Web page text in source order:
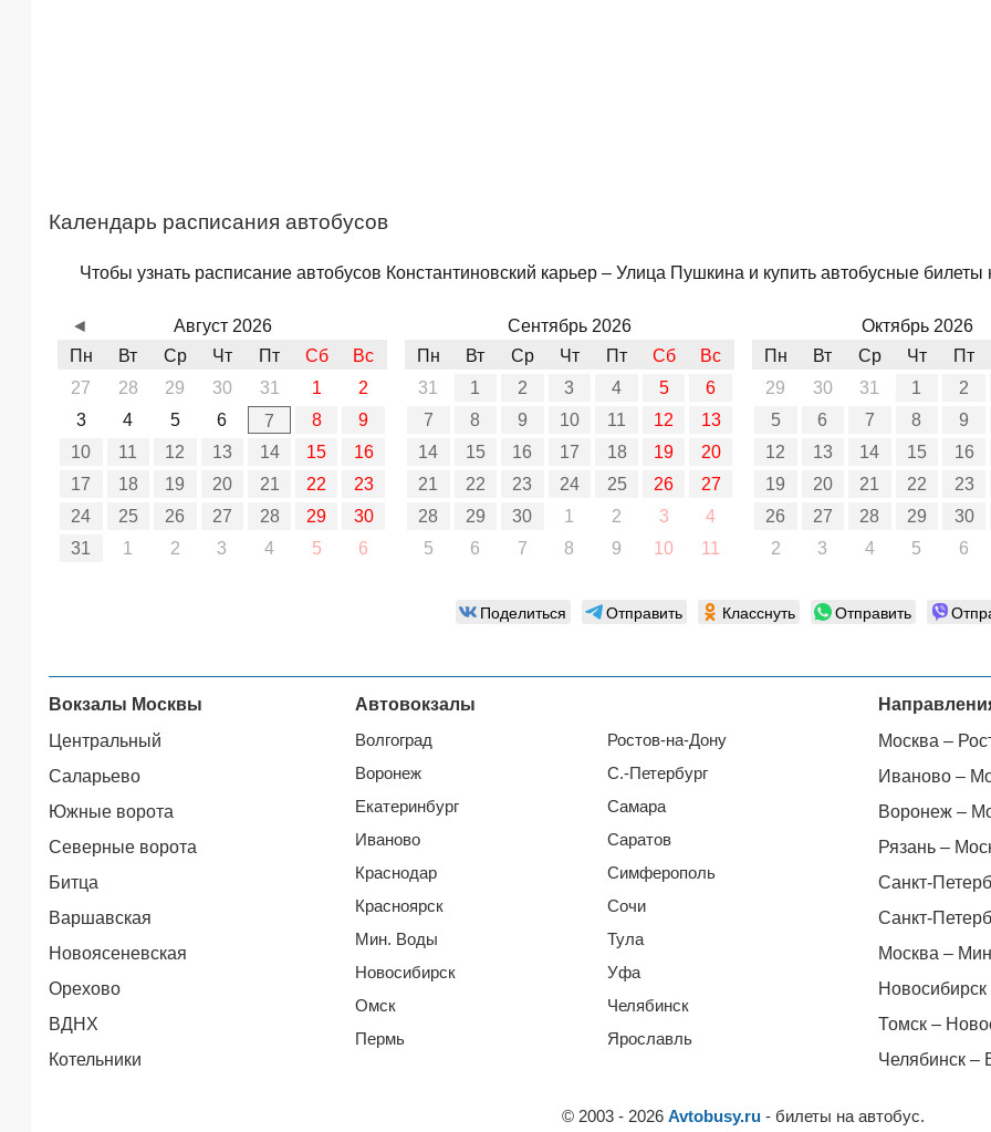
Календарь расписания автобусов
Чтобы узнать расписание автобусов Константиновский карьер – Улица Пушкина и купить автобусные
Август 2026
Пн
Вт Ср Чт Пт Сб
Вс
27
28 29 30 31 1
2
3
4 5 6 7 8
9
10
11 12 13 14 15
16
17
18 19 20 21 22
23
24
25 26 27 28 29
30
31
1 2 3 4 5 6
Сентябрь 2026
Пн
Вт Ср Чт Пт Сб
Вс
31
1 2 3 4 5
6
7
8 9 10 11 12
13
14
15 16 17 18 19
20
21
22 23 24 25 26
27
28
29 30 1 2 3
4
5
6 7 8 9 10 11
Октябрь 2026
Пн
Вт Ср Чт
Пт
29
30 31 1
2
5
6 7 8
9
12
13 14 15
16
19
20 21 22
23
26
27 28 29
30
2
3 4 5 6
◄
Поделиться Отправить Класснуть Отправить
Вокзалы Москвы
Центральный
Саларьево
Южные ворота
Северные ворота
Битца
Варшавская
Новоясеневская
Орехово
ВДНХ
Котельники
Автовокзалы
Волгоград
Воронеж
Екатеринбург
Иваново
Краснодар
Красноярск
Мин. Воды
Новосибирск
Омск
Пермь
Ростов-на-Дону
С.-Петербург
Самара
Саратов
Симферополь
Сочи
Тула
Уфа
Челябинск
Ярославль
Москва –
Иваново –
Воронеж –
Рязань –
Санкт-
Санкт-
Москва –
Томск –
Челябинск –
© 2003 - 2026 Avtobusy.ru - билеты на автобус.